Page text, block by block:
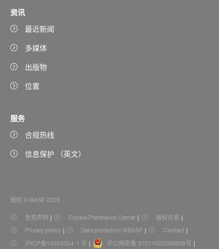
资讯
最近新闻
多媒体
出版物
位置
服务
合规热线
信息保护 （英文）
版权 © BASF 2026
免责声明 Cookie Preference Center
版权信息
Privacy policy
Data protection @BASF
Contact
沪ICP备14043054-1 号
沪公网安备 31011502009008号